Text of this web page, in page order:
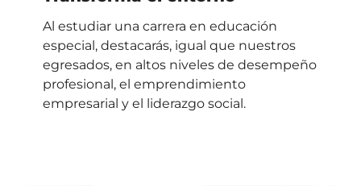
Al estudiar una carrera en educación
especial, destacarás, igual que nuestros
egresados, en altos niveles de desempeño
profesional, el emprendimiento
empresarial y el liderazgo social.